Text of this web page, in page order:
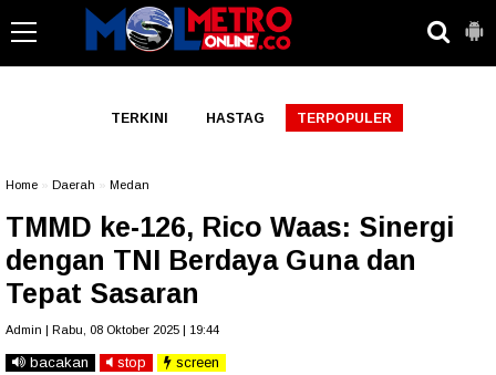
TERKINI HASTAG TERPOPULER
Home Daerah Medan
TMMD ke-126, Rico Waas: Sinergi
dengan TNI Berdaya Guna dan
Tepat Sasaran
Admin | Rabu, 08 Oktober 2025 | 19:44
bacakan stop screen